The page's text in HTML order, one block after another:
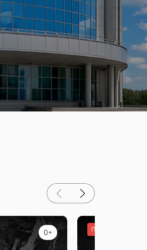
0+ Популярное